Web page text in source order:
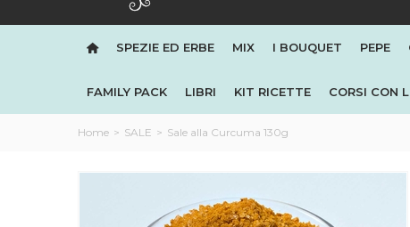
SPEZIE ED ERBE MIX I BOUQUET PEPE
FAMILY PACK LIBRI KIT RICETTE CORSI CON
Home > SALE > Sale alla Curcuma 130g